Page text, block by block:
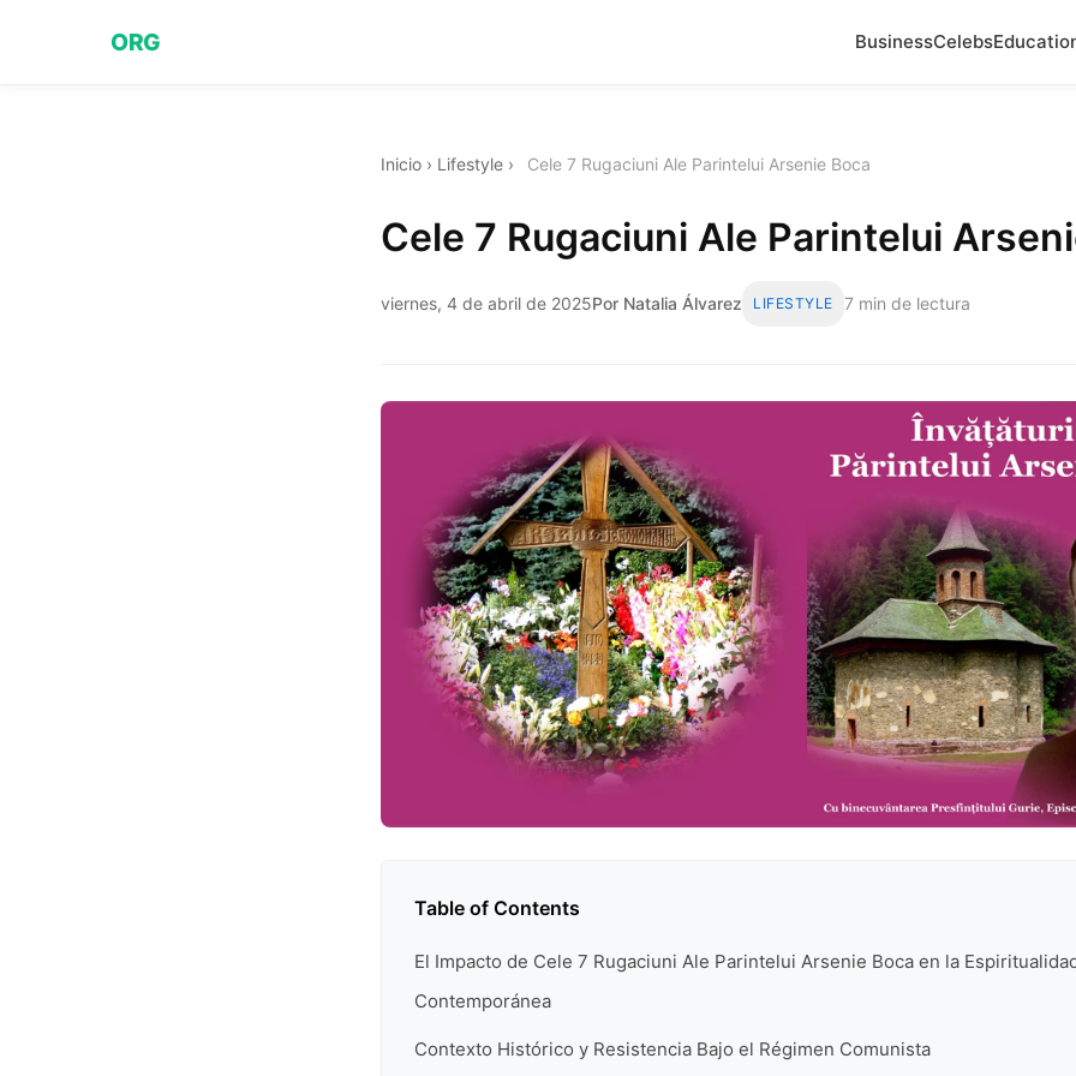
ORG BusinessCelebs
Inicio › Lifestyle › Cele 7 Rugaciuni Ale Parintelui Arsenie Boca
Cele 7 Rugaciuni Ale Parintelui
viernes, 4 de abril de 2025Por Natalia Álvarez LIFESTYLE 7 min de lectura
Table of Contents
El Impacto de Cele 7 Rugaciuni Ale Parintelui Arsenie Boca en la
Contemporánea
Contexto Histórico y Resistencia Bajo el Régimen Comunista